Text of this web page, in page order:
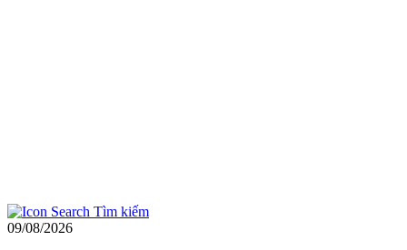
Tìm kiếm
09/08/2026